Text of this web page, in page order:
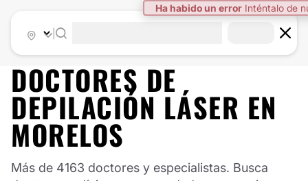
Ha habido un error Inténtalo de
DOCTORES DE
DEPILACIÓN LÁSER EN
MORELOS
Más de 4163 doctores y especialistas. Busca